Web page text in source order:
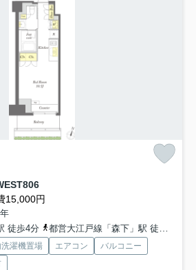
806
15,000円
徒歩4分
都営大江戸線「森下」駅 徒歩4分
濯機置場 エアコン
バルコニー